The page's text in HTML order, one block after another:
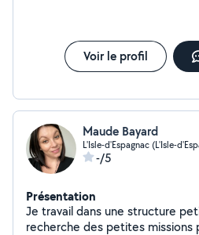
Voir le profil
Maude Bayard
L'Isle-d'Espagnac (L'Isle-
-/5
Présentation
Je travail dans une structure
recherche des petites missions